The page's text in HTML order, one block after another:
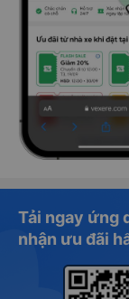
Tải ngay ứng
nhận ưu đãi